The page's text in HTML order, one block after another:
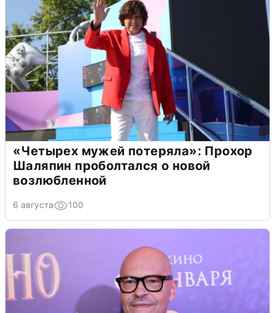
«Четырех мужей потеряла»: Прохор
Шаляпин проболтался о новой
возлюбленной
6 августа 100